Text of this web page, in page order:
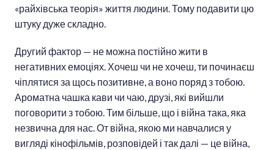
«райхівська теорія» життя людини. Тому подавити цю
штуку дуже складно.
Другий фактор — не можна постійно жити в
негативних емоціях. Хочеш чи не хочеш, ти починаєш
чіплятися за щось позитивне, а воно поряд з тобою.
Ароматна чашка кави чи чаю, друзі, які вийшли
поговорити з тобою. Тим більше, що і війна така, яка
незвична для нас. От війна, якою ми навчалися у
вигляді кінофільмів, розповідей і так далі — це війна,